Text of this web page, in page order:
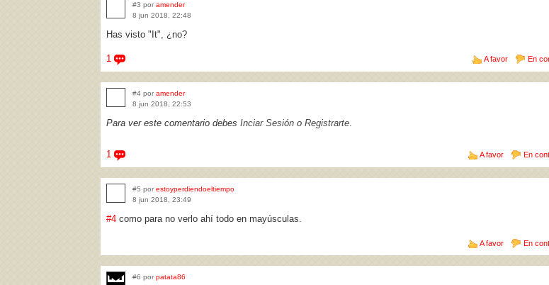
#3 por amender
8 jun 2018, 22:48
Has visto "It", ¿no?
1 A favor En
#4 por amender
8 jun 2018, 22:53
Para ver este comentario debes Inciar Sesión o Registrarte.
1 A favor En
#5 por estoyperdiendoeltiempo
8 jun 2018, 23:49
#4 como para no verlo ahí todo en mayúsculas.
A favor En
#6 por patata86